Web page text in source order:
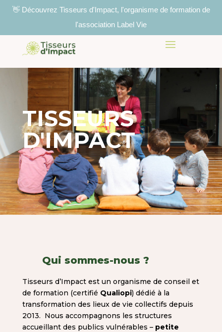
👋 Découvrez Tisseurs d'Impact, l'organisme de formation de
l'association Label Vie
TISSEURS
D'IMPACT
Qui sommes-nous ?
Tisseurs d’Impact est un organisme de conseil et
de formation (certifié Qualiopi) dédié à la
transformation des lieux de vie collectifs depuis
2013. Nous accompagnons les structures
accueillant des publics vulnérables – petite